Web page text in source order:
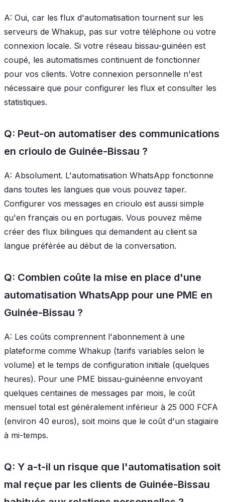
A: Oui, car les flux d'automatisation tournent sur les
serveurs de Whakup, pas sur votre téléphone ou votre
connexion locale. Si votre réseau bissau-guinéen est
coupé, les automatismes continuent de fonctionner
pour vos clients. Votre connexion personnelle n'est
nécessaire que pour configurer les flux et consulter les
statistiques.
Q: Peut-on automatiser des communications
en crioulo de Guinée-Bissau ?
A: Absolument. L'automatisation WhatsApp fonctionne
dans toutes les langues que vous pouvez taper.
Configurer vos messages en crioulo est aussi simple
qu'en français ou en portugais. Vous pouvez même
créer des flux bilingues qui demandent au client sa
langue préférée au début de la conversation.
Q: Combien coûte la mise en place d'une
automatisation WhatsApp pour une PME en
Guinée-Bissau ?
A: Les coûts comprennent l'abonnement à une
plateforme comme Whakup (tarifs variables selon le
volume) et le temps de configuration initiale (quelques
heures). Pour une PME bissau-guinéenne envoyant
quelques centaines de messages par mois, le coût
mensuel total est généralement inférieur à 25 000 FCFA
(environ 40 euros), soit moins que le coût d'un stagiaire
à mi-temps.
Q: Y a-t-il un risque que l'automatisation soit
mal reçue par les clients de Guinée-Bissau